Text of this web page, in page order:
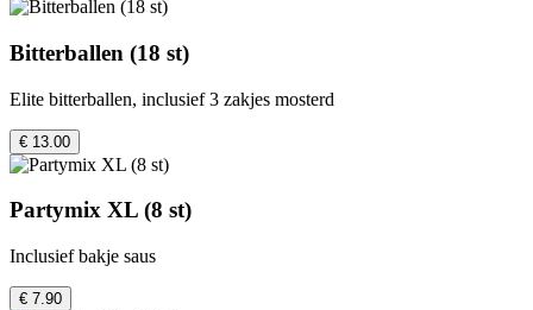
Bitterballen (18 st)
Elite bitterballen, inclusief 3 zakjes mosterd
€ 13.00
Partymix XL (8 st)
Inclusief bakje saus
€ 7.90